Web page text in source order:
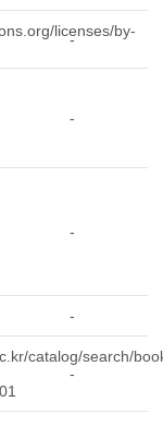
licenses/by-
-
-
-
-
catalog/search/
-